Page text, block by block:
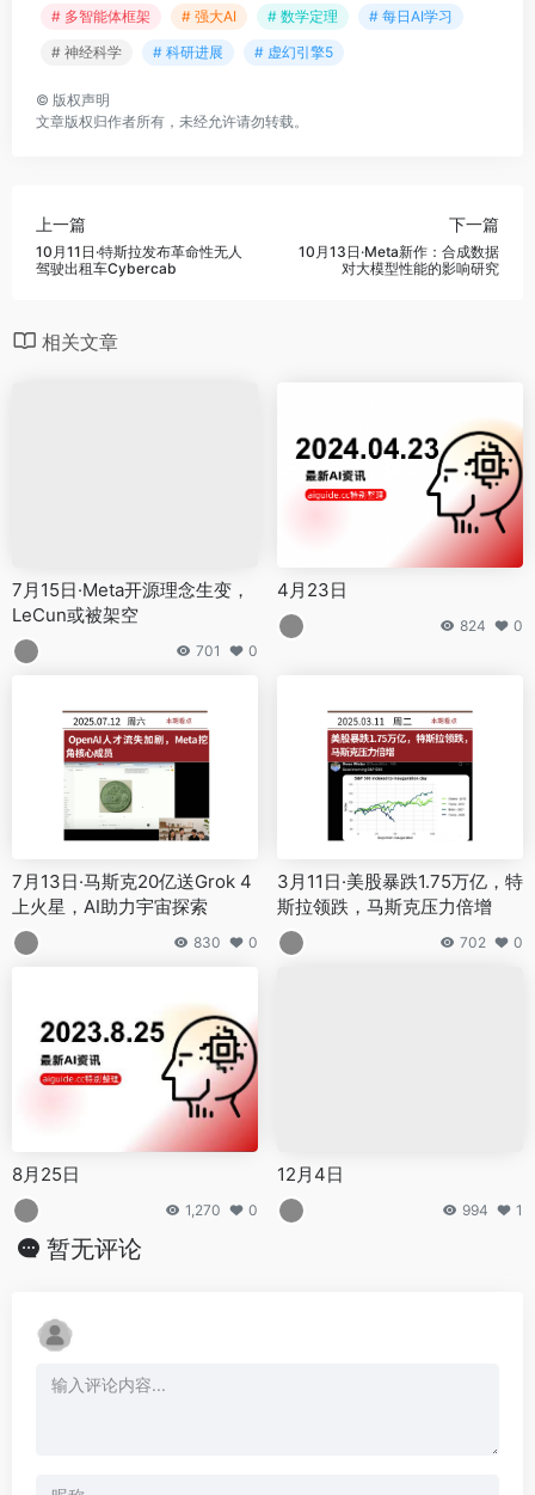
# 多智能体框架
# 强大AI # 数学定理
# 每日AI学习
# 神经科学
# 科研进展 # 虚幻引擎5
© 版权声明
文章版权归作者所有，未经允许请勿转载。
上一篇
10月11日·特斯拉发布革命性无人
驾驶出租车Cybercab
下一篇
10月13日·Meta新作：合成数据
对大模型性能的影响研究
相关文章
7月15日·Meta开源理念生变，
LeCun或被架空
701 0
4月23日
824 0
7月13日·马斯克20亿送Grok 4
上火星，AI助力宇宙探索
830 0
3月11日·美股暴跌1.75万亿，特
斯拉领跌，马斯克压力倍增
702 0
8月25日
1,270 0
12月4日
994 1
暂无评论